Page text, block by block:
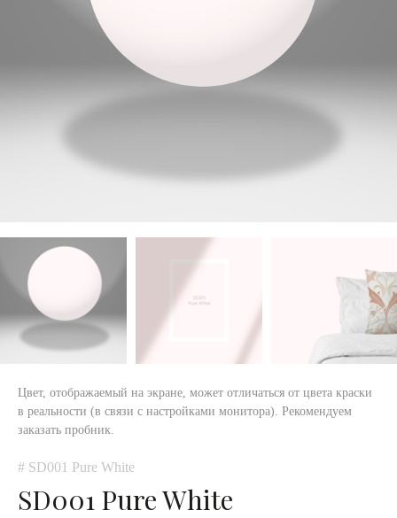
Цвет, отображаемый на экране, может отличаться от цвета краски
в реальности (в связи с настройками монитора). Рекомендуем
заказать пробник.
# SD001 Pure White
SD001 Pure White